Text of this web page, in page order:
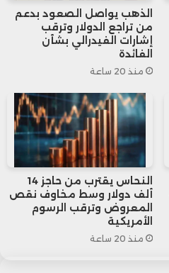
الذهب يواصل الصعود بدعم
من تراجع الدولار وترقب
إشارات الفيدرالي بشأن
الفائدة
منذ 20 ساعة
النحاس يقترب من حاجز 14
ألف دولار وسط مخاوف نقص
المعروض وترقب الرسوم
الأمريكية
منذ 20 ساعة